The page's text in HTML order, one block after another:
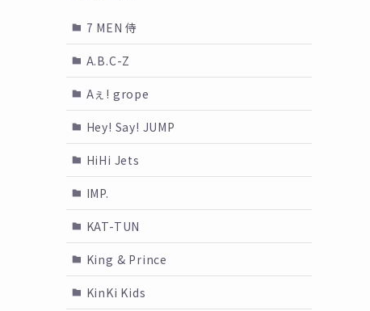
7 MEN 侍
A.B.C-Z
Aぇ! grope
Hey! Say! JUMP
HiHi Jets
IMP.
KAT-TUN
King & Prince
KinKi Kids